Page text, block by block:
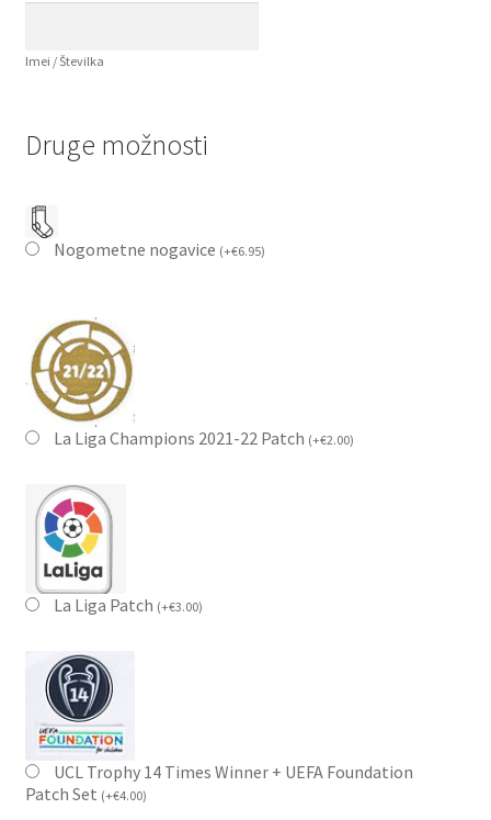
Imei / Številka
Druge možnosti
Nogometne nogavice (+€6.95)
La Liga Champions 2021-22 Patch (+€2.00)
La Liga Patch (+€3.00)
UCL Trophy 14 Times Winner + UEFA Foundation
Patch Set (+€4.00)